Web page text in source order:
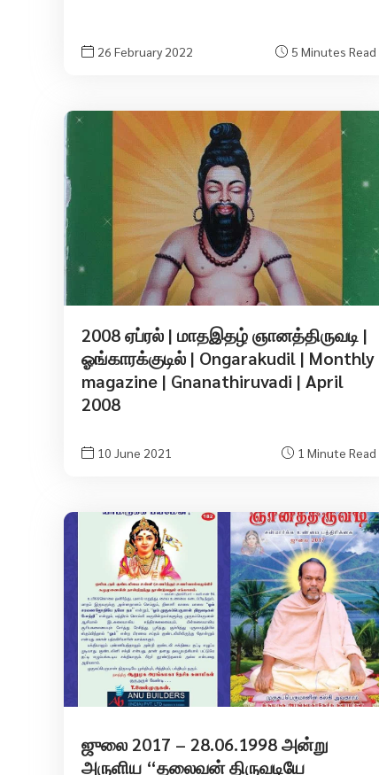
26 February 2022 5 Minutes Read
2008 ஏப்ரல் | மாதஇதழ் ஞானத்திருவடி |
ஓங்காரக்குடில் | Ongarakudil | Monthly
magazine | Gnanathiruvadi | April
2008
10 June 2021 1 Minute Read
ஜுலை 2017 – 28.06.1998 அன்று
அருளிய “தலைவன் திருவடியே